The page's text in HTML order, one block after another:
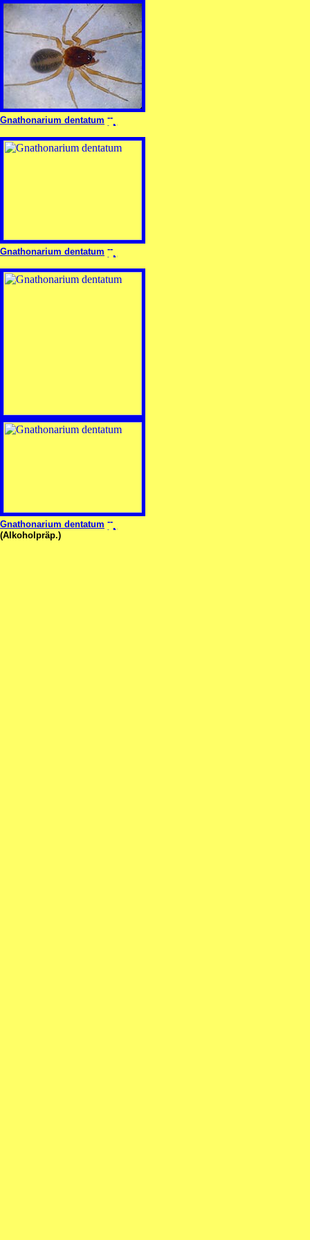
Gnathonarium dentatum
Gnathonarium dentatum
Gnathonarium dentatum
(Alkoholpräp.)